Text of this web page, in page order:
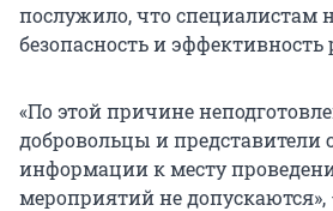
послужило, что специалистам
безопасность и эффективность
«По этой причине
добровольцы и представители
информации к месту
мероприятий не